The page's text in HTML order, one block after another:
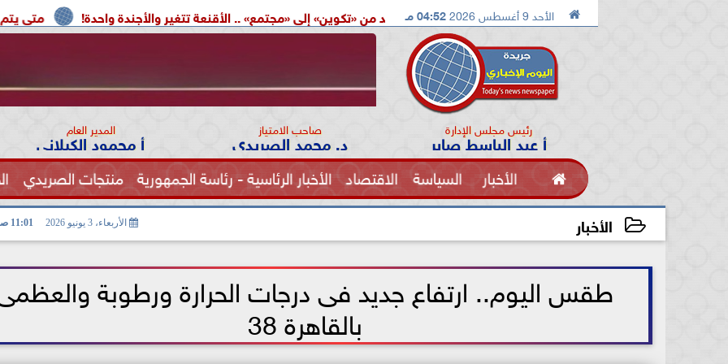
 الأحد 9 أغسطس 2026 04:52 مـ متى يتم إعادة تشغيل الدكتور محمد الصريدي يكشف المخطط الجديد من «تكوين» إلى «مجتمع» .. الأقنعة تتغير والأجندة واحدة!
رئيس مجلس الإدارة
أ عبد الباسط صابر صاحب الامتياز
د. محمد الصريدي المدير العام
أ محمود الكيلاني
 الأخبار السياسة الاقتصاد الأخبار الرئاسية - رئاسة الجمهورية منتجات الصريدي
الفنون الصحة الأخبار الأربعاء، 3 يونيو 2026 11:01 صـ
طقس اليوم.. ارتفاع جديد فى درجات الحرارة ورطوبة
بالقاهرة 38